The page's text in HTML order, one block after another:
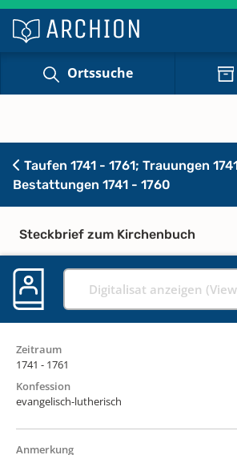
Ortssuche
Taufen 1741 - 1761; Trauungen
Bestattungen 1741 - 1760
Steckbrief zum Kirchenbuch
Digitalisat anzeigen
Zeitraum
1741 - 1761
Konfession
evangelisch-lutherisch
Anmerkung